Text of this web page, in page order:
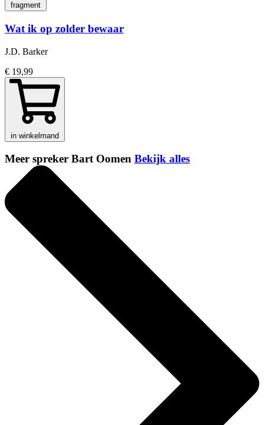
fragment
Wat ik op zolder bewaar
J.D. Barker
€ 19,99
in winkelmand
Meer spreker Bart Oomen Bekijk alles